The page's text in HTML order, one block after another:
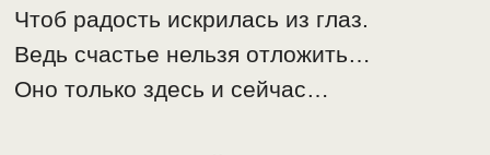
Чтоб радость искрилась из глаз.
Ведь счастье нельзя отложить…
Оно только здесь и сейчас…